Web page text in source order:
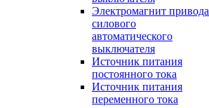
Электромагнит привода
силового
автоматического
выключателя
Источник питания
постоянного тока
Источник питания
переменного тока